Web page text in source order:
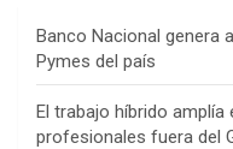
Banco Nacional genera
Pymes del país
El trabajo híbrido
profesionales fuera del